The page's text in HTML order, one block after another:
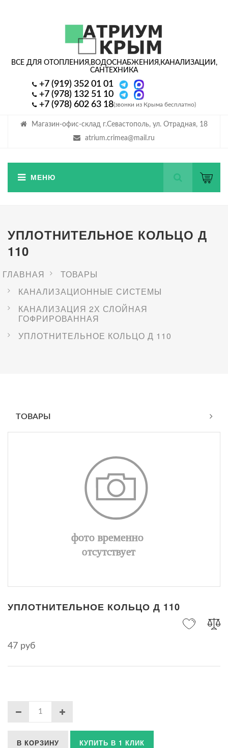
Магазин-офис-склад г.Севастополь, ул. Отрадная, 18
atrium.crimea@mail.ru
ВСЕ ДЛЯ ОТОПЛЕНИЯ,ВОДОСНАБЖЕНИЯ,КАНАЛИЗАЦИИ,
САНТЕХНИКА
+7 (919) 352 01 01
+7 (978) 132 51 10
+7 (978) 602 63 18(звонки из Крыма бесплатно)
УПЛОТНИТЕЛЬНОЕ КОЛЬЦО Д
110
ГЛАВНАЯ
ТОВАРЫ
КАНАЛИЗАЦИОННЫЕ СИСТЕМЫ
КАНАЛИЗАЦИЯ 2Х СЛОЙНАЯ
ГОФРИРОВАННАЯ
УПЛОТНИТЕЛЬНОЕ КОЛЬЦО Д 110
ТОВАРЫ
УПЛОТНИТЕЛЬНОЕ КОЛЬЦО Д 110
47 руб
В КОРЗИНУ КУПИТЬ В 1 КЛИК